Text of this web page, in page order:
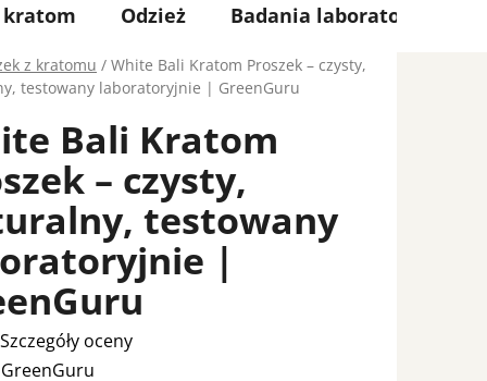
kratom Odzież Badania laboratoryjne
z kratomu / White Bali Kratom Proszek – czysty,
testowany laboratoryjnie | GreenGuru
Bali Kratom
– czysty,
testowany
|
Szczegóły oceny
GreenGuru